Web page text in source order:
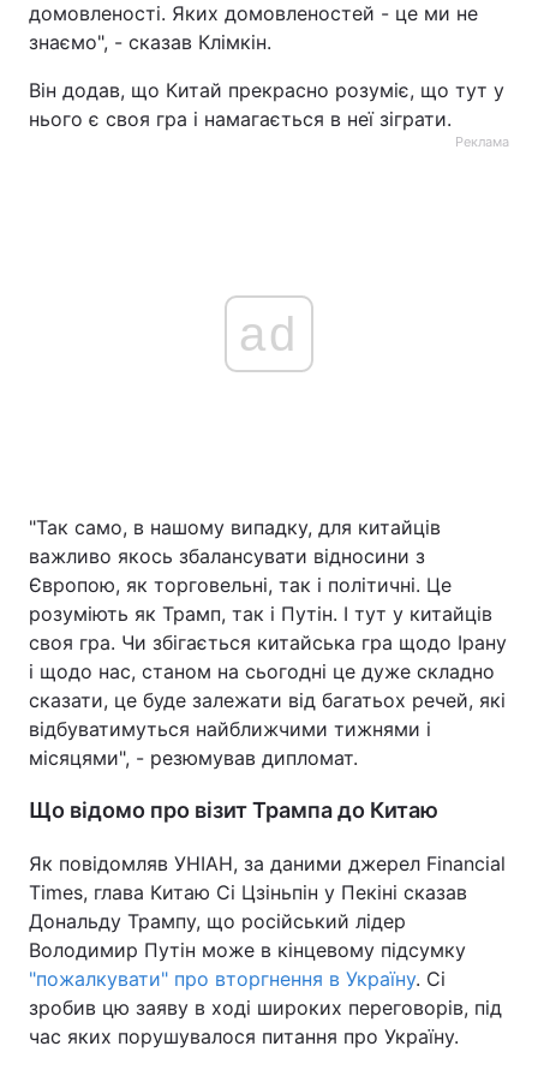
домовленості. Яких домовленостей - це ми не
знаємо", - сказав Клімкін.
Він додав, що Китай прекрасно розуміє, що тут у
нього є своя гра і намагається в неї зіграти.
Реклама
ad
"Так само, в нашому випадку, для китайців
важливо якось збалансувати відносини з
Європою, як торговельні, так і політичні. Це
розуміють як Трамп, так і Путін. І тут у китайців
своя гра. Чи збігається китайська гра щодо Ірану
і щодо нас, станом на сьогодні це дуже складно
сказати, це буде залежати від багатьох речей, які
відбуватимуться найближчими тижнями і
місяцями", - резюмував дипломат.
Що відомо про візит Трампа до Китаю
Як повідомляв УНІАН, за даними джерел Financial
Times, глава Китаю Сі Цзіньпін у Пекіні сказав
Дональду Трампу, що російський лідер
Володимир Путін може в кінцевому підсумку
"пожалкувати" про вторгнення в Україну. Сі
зробив цю заяву в ході широких переговорів, під
час яких порушувалося питання про Україну.